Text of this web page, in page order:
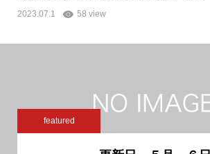
2023.07.1 58 view
featured